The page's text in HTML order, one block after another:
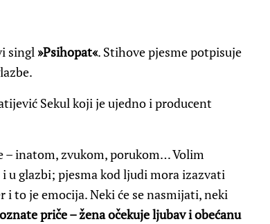
singl »Psihopat«. Stihove pjesme potpisuje
Sekul koji je ujedno i producent
– inatom, zvukom, porukom… Volim
glazbi; pjesma kod ljudi mora izazvati
i to je emocija. Neki će se nasmijati, neki
priče – žena očekuje ljubav i obećanu